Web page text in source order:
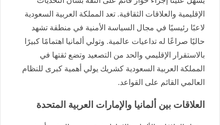
الإقليمية والعلاقات الثقافية. تعد المملكة العربية السعودية
لاعبًا رئيسيًا في مجال السياسة الأمنية في منطقة تشهد
حاليًا صراعًا له تداعيات عالمية. وتولي ألمانيا اهتمامًا كبيرًا
بالاستقرار الإقليمي والحد من التصعيد وتضع ثقتها في
المملكة العربية السعودية كشريك يولي أهمية كبرى للنظام
العالمي القائم على القواعد.
العلاقات بين ألمانيا والإمارات العربية المتحدة